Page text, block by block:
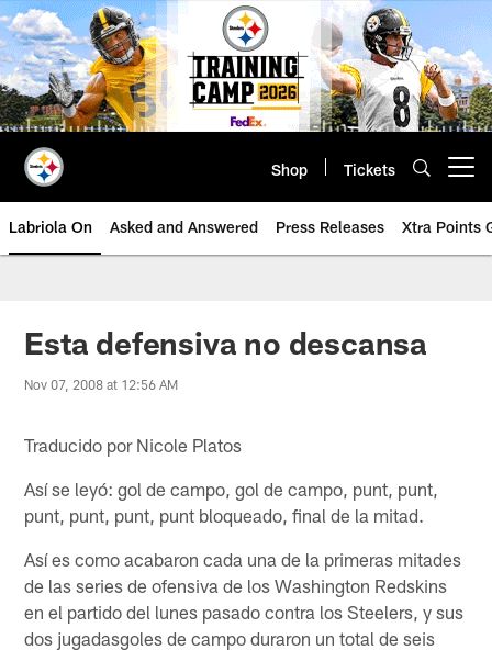
Skip
to
main
content
Shop Tickets
Labriola On Asked and Answered Press Releases Xtra Points
Esta defensiva no descansa
Nov 07, 2008 at 12:56 AM
Traducido por Nicole Platos
Así se leyó: gol de campo, gol de campo, punt, punt,
punt, punt, punt, punt bloqueado, final de la mitad.
Así es como acabaron cada una de la primeras mitades
de las series de ofensiva de los Washington Redskins
en el partido del lunes pasado contra los Steelers, y sus
dos jugadasgoles de campo duraron un total de seis